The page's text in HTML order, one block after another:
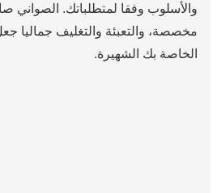
والأسلوب وفقا لمتطلباتك. الصواني
مخصصة، والتعبئة والتغليف جماليا
الخاصة بك الشهيرة.